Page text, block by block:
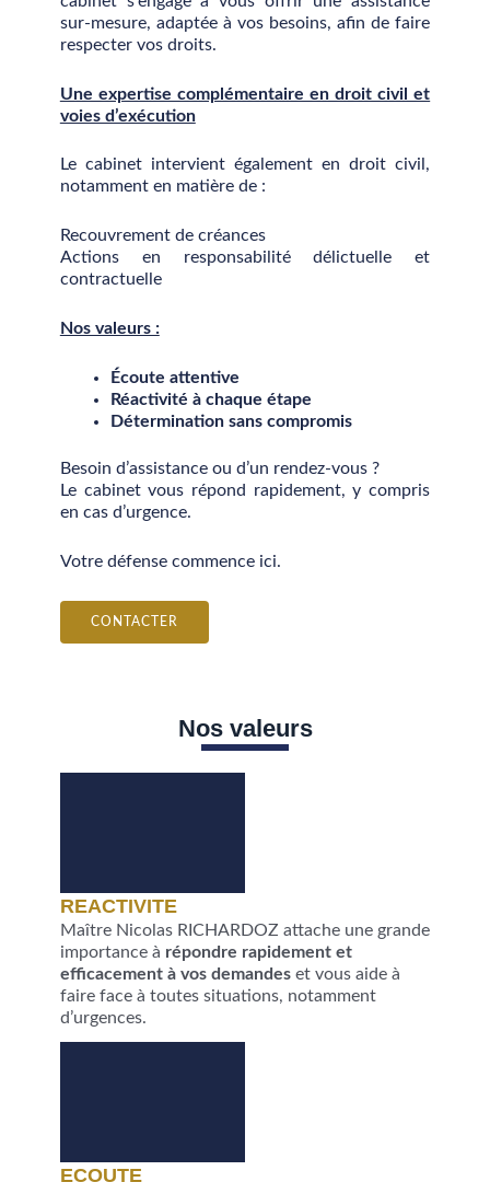
sur-mesure, adaptée à vos besoins, afin de faire
respecter vos droits.
Une expertise complémentaire en droit civil et
voies d’exécution
Le cabinet intervient également en droit civil,
notamment en matière de :
Recouvrement de créances
Actions en responsabilité délictuelle et
contractuelle
Nos valeurs :
Écoute attentive
Réactivité à chaque étape
Détermination sans compromis
Besoin d’assistance ou d’un rendez-vous ?
Le cabinet vous répond rapidement, y compris
en cas d’urgence.
Votre défense commence ici.
CONTACTER
Nos valeurs
REACTIVITE
Maître Nicolas RICHARDOZ attache une grande
importance à répondre rapidement et
efficacement à vos demandeset vous aide à
faire face à toutes situations, notamment
d’urgences.
ECOUTE